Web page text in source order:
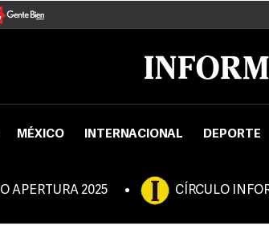
MÉXICO INTERNACIONAL DEPORTE
APERTURA 2025 CÍRCULO